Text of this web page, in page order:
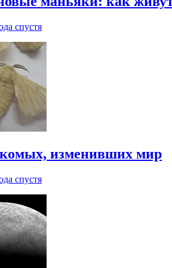
спустя
изменивших мир
спустя